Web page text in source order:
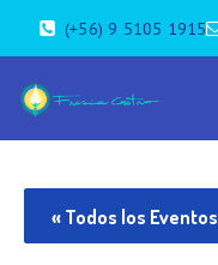
(+56) 9 5105 1915
« Todos los Eventos